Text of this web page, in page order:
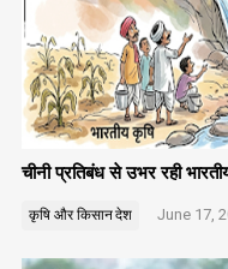
चीनी प्रतिबंध से उभर रही
कृषि और किसानदेश June 17,